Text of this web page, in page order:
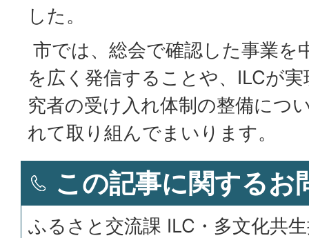
した。
市では、総会で確認した事業を
を広く発信することや、ILCが
究者の受け入れ体制の整備につ
れて取り組んでまいります。
この記事に関するお
ふるさと交流課 ILC・多文化共